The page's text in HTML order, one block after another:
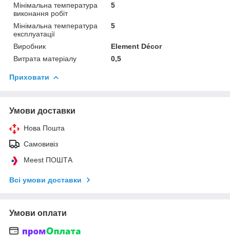
Мінімальна температура
виконання робіт
5
Мінімальна температура
експлуатації
5
Виробник
Element Décor
Витрата матеріалу
0,5
Приховати
Умови доставки
Нова Пошта
Самовивіз
Meest ПОШТА
Всі умови доставки
Умови оплати